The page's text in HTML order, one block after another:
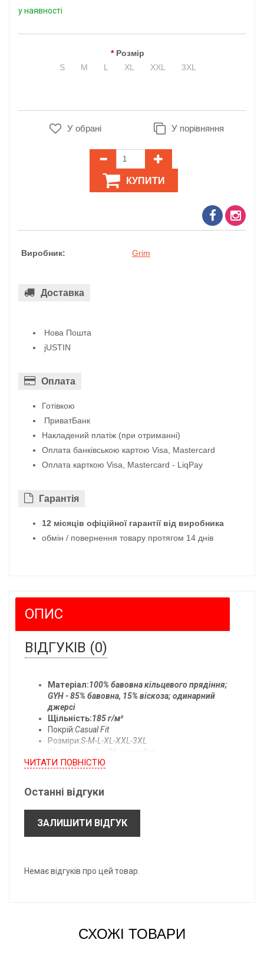
у наявності
Розмір
S
M L XL XXL 3XL
У обрані У порівняння
КУПИТИ
Виробник: Grim
Доставка
Нова Пошта
jUSTIN
Оплата
Готівкою
ПриватБанк
Накладений платіж (при отриманні)
Оплата банківською картою Visa, Mastercard
Оплата карткою Visa, Mastercard - LiqPay
Гарантiя
12 місяців офіційної гарантії від виробника
обмін / повернення товару протягом 14 днів
ОПИС
ВІДГУКІВ (0)
Матеріал:100% бавовна кільцевого прядіння;
GYH - 85% бавовна, 15% віскоза; одинарний
джерсі
Щільність:185 г/м²
Покрій:Casual Fit
Розміри:S-M-L-XL-XXL-3XL
Штук в коробці: 96 / коробка
Температура прання:
Всі розміри одягу:
ЧИТАТИ ПОВНIСТЮ
Останні відгуки
ЗАЛИШИТИ ВІДГУК
Немає відгуків про цей товар.
СХОЖІ ТОВАРИ